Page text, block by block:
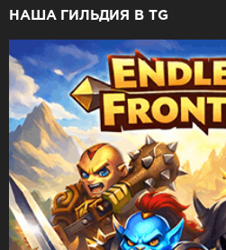
НАША ГИЛЬДИЯ В TG